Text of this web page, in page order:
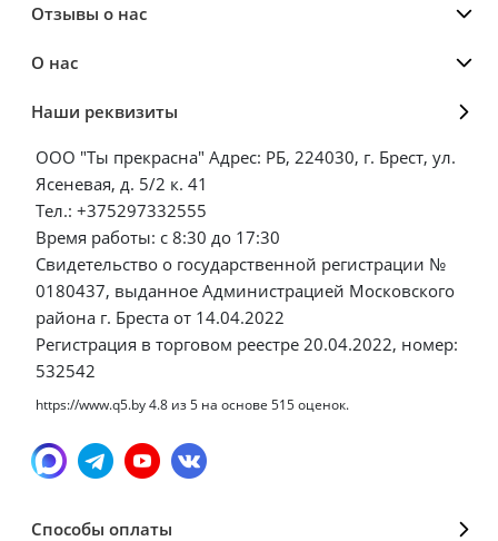
Отзывы о нас
О нас
Наши реквизиты
ООО "Ты прекрасна" Адрес: РБ, 224030, г. Брест, ул.
Ясеневая, д. 5/2 к. 41
Тел.: +375297332555
Время работы: с 8:30 до 17:30
Свидетельство о государственной регистрации №
0180437, выданное Администрацией Московского
района г. Бреста от 14.04.2022
Регистрация в торговом реестре 20.04.2022, номер:
532542
https://www.q5.by4.8 из5 на основе 515оценок.
Способы оплаты